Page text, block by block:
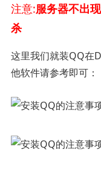
注意:服务器不出
杀
这里我们就装QQ在
他软件请参考即可：